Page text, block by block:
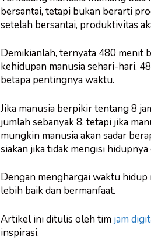
bersantai, tetapi bukan berarti
setelah bersantai, produktivitas
Demikianlah, ternyata 480 menit
kehidupan manusia sehari-hari.
betapa pentingnya waktu.
Jika manusia berpikir tentang 8
jumlah sebanyak 8, tetapi jika
mungkin manusia akan sadar
siakan jika tidak mengisi
Dengan menghargai waktu hidup
lebih baik dan bermanfaat.
Artikel ini ditulis oleh tim jam
inspirasi.